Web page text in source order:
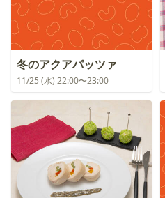
冬のアクアパッツァ
11/25 (水) 22:00〜23:00